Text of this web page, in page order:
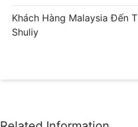
Khách Hàng Malaysia Đến
Shuliy